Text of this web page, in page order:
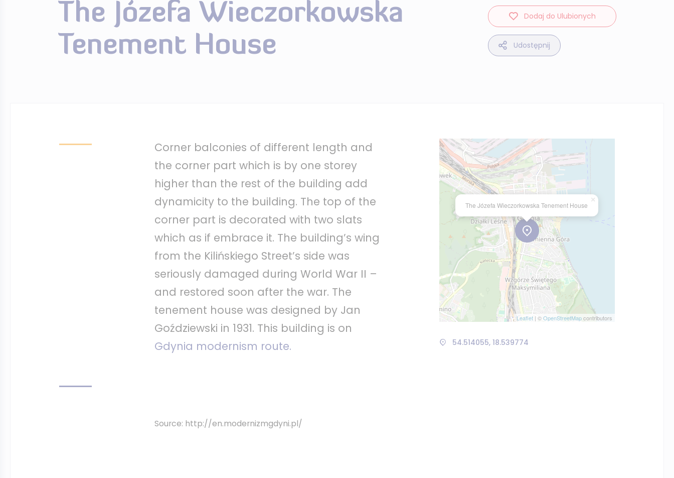
The Józefa Wieczorkowska
Tenement House
Dodaj do Ulubionych
Udostępnij
Corner balconies of different length and
the corner part which is by one storey
higher than the rest of the building add
dynamicity to the building. The top of the
corner part is decorated with two slats
which as if embrace it. The building’s wing
from the Kilińskiego Street’s side was
seriously damaged during World War II –
and restored soon after the war. The
tenement house was designed by Jan
Goździewski in 1931. This building is on
Gdynia modernism route.
Source: http://en.modernizmgdyni.pl/
The Józefa Wieczorkowska Tenement House
×
Leaflet | ©OpenStreetMapcontributors
54.514055, 18.539774